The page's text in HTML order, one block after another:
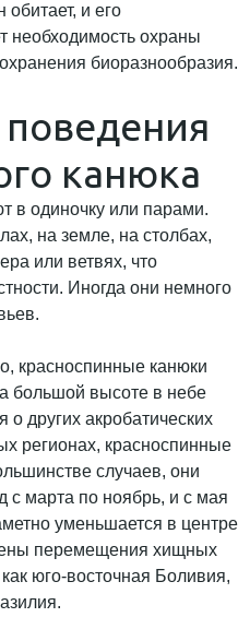
обитает, и его
необходимость охраны
биоразнообразия.
канюка
в одиночку или парами.
на земле, на столбах,
или ветвях, что
Иногда они немного
красноспинные канюки
большой высоте в небе
других акробатических
регионах, красноспинные
случаев, они
марта по ноябрь, и с мая
уменьшается в центре
перемещения хищных
юго-восточная Боливия,